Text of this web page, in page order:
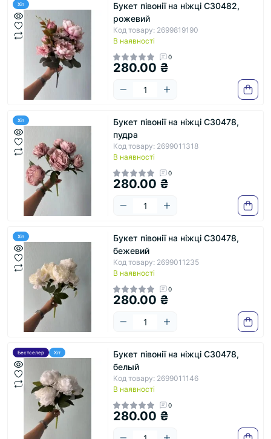
Хіт
Букет півонії на ніжці С30482,
рожевий
Код товару: 2699819190
В наявності
0
280.00 ₴
Хіт
Букет півонії на ніжці С30478,
пудра
Код товару: 2699011318
В наявності
0
280.00 ₴
Хіт
Букет півонії на ніжці С30478,
бежевий
Код товару: 2699011235
В наявності
0
280.00 ₴
Бестселер Хіт
Букет півонії на ніжці С30478,
белый
Код товару: 2699011146
В наявності
0
280.00 ₴